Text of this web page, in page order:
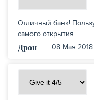
Отличный банк!
самого открытия.
Дрон
08 Мая 2018